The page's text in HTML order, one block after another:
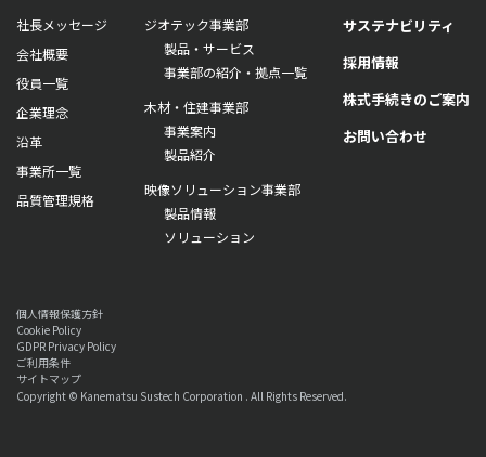
社長メッセージ
会社概要
役員一覧
企業理念
沿革
事業所一覧
品質管理規格
ジオテック事業部
製品・サービス
事業部の紹介・拠点一覧
木材・住建事業部
事業案内
製品紹介
映像ソリューション事業部
製品情報
ソリューション
サステナビリティ
採用情報
株式手続きのご案内
お問い合わせ
個人情報保護方針
Cookie Policy
GDPR Privacy Policy
ご利用条件
サイトマップ
Copyright © Kanematsu Sustech Corporation . All Rights Reserved.